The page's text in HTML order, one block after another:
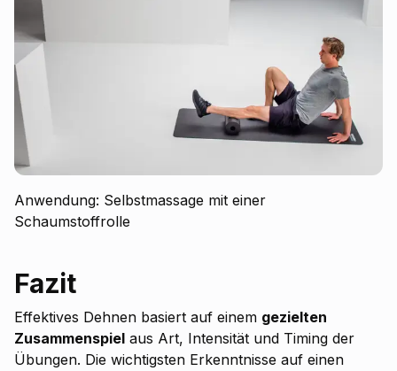
Anwendung: Selbstmassage mit einer
Schaumstoffrolle
Fazit
Effektives Dehnen basiert auf einem gezielten
Zusammenspiel aus Art, Intensität und Timing der
Übungen. Die wichtigsten Erkenntnisse auf einen